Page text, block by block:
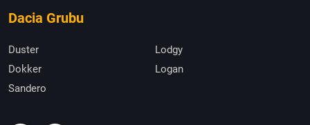
Dacia Grubu
Duster
Lodgy
Dokker
Logan
Sandero